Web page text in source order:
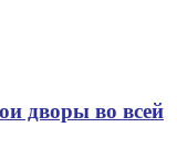
дворы во всей